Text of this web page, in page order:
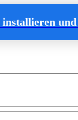
installieren